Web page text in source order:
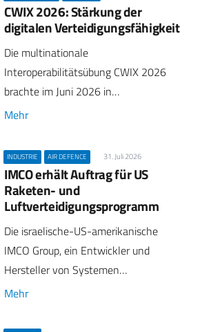
CWIX 2026: Stärkung der
digitalen Verteidigungsfähigkeit
Die multinationale
Interoperabilitätsübung CWIX 2026
brachte im Juni 2026 in…
Mehr
INDUSTRIE AIR DEFENCE 31. Juli 2026
IMCO erhält Auftrag für US
Raketen- und
Luftverteidigungsprogramm
Die israelische-US-amerikanische
IMCO Group, ein Entwickler und
Hersteller von Systemen…
Mehr